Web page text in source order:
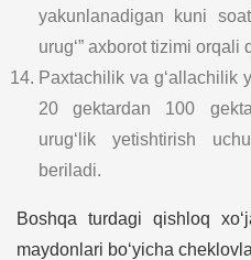
yakunlanadigan kuni
urug‘” axborot tizimi orqali
Paxtachilik va g‘allachilik
20 gektardan 100
urug‘lik yetishtirish
beriladi.
Boshqa turdagi qishloq
maydonlari bo‘yicha